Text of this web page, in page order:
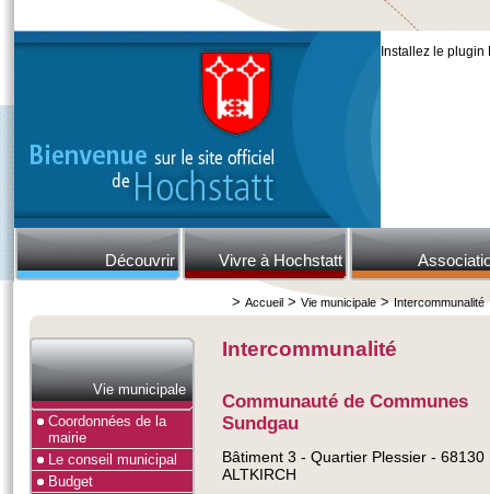
Installez le
Découvrir Vivre à Hochstatt
> Accueil> Vie municipale>Intercommunalité
Vie municipale
Coordonnées de la
mairie
Le conseil municipal
Budget
Intercommunalité
Communauté de Communes
Sundgau
Bâtiment 3 - Quartier Plessier - 68130
ALTKIRCH